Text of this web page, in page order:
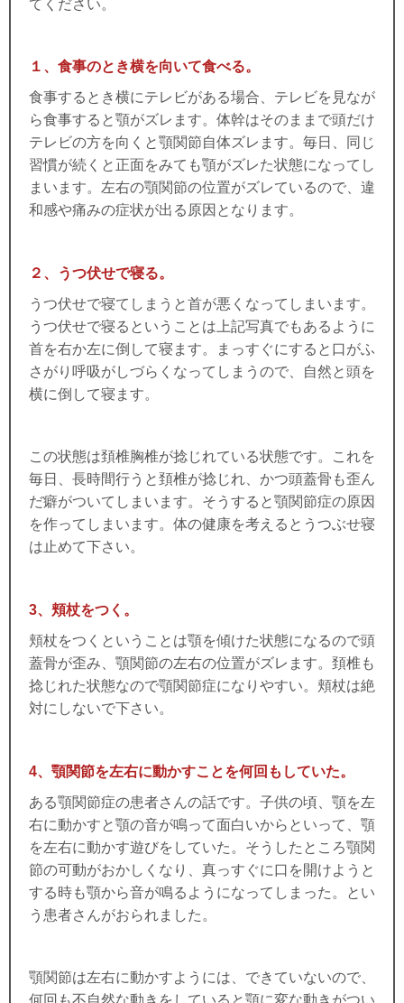
てください。
１、食事のとき横を向いて食べる。
食事するとき横にテレビがある場合、テレビを見なが
ら食事すると顎がズレます。体幹はそのままで頭だけ
テレビの方を向くと顎関節自体ズレます。 毎日、同じ
習慣が続くと正面をみても顎がズレた状態になってし
まいます。左右の顎関節の位置がズレているので、違
和感や痛みの症状が出る原因となります。
２、うつ伏せで寝る。
うつ伏せで寝てしまうと首が悪くなってしまいます。
うつ伏せで寝るということは上記写真でもあるように
首を右か左に倒して寝ます。
まっすぐにすると口がふ
さがり呼吸がしづらくなってしまうので、自然と頭を
横に倒して寝ます。
この状態は頚椎胸椎が捻じれている状態です。これを
毎日、長時間行うと頚椎が捻じれ、かつ頭蓋骨も歪ん
だ癖がついてしまいます。そうすると顎関節症の原因
を作ってしまいます。体の健康を考えるとうつぶせ寝
は止めて下さい。
3、頬杖をつく。
頬杖をつくということは顎を傾けた状態になるので頭
蓋骨が歪み、顎関節の左右の位置がズレます。頚椎も
捻じれた状態なので顎関節症になりやすい。頬杖は絶
対にしないで下さい。
4、顎関節を左右に動かすことを何回もしていた。
ある顎関節症の患者さんの話です。子供の頃、顎を左
右に動かすと顎の音が鳴って面白いからといって、顎
を左右に動かす遊びをしていた。そうしたところ顎関
節の可動がおかしくなり、真っすぐに口を開けようと
する時も顎から音が鳴るようになってしまった。とい
う患者さんがおられました。
顎関節は左右に動かすようには、できていないので、